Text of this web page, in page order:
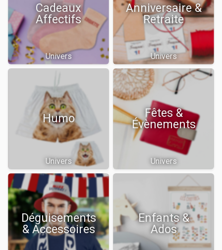
Cadeaux
Affectifs
Univers
Anniversaire &
Retraite
Univers
Humo
Univers
Fêtes &
Évènements
Univers
Déguisements
& Accessoires
Enfants &
Ados